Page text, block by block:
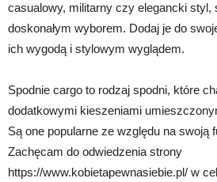
casualowy, militarny czy elegancki styl,
doskonałym wyborem. Dodaj je do
ich wygodą i stylowym wyglądem.
Spodnie cargo to rodzaj spodni, które
dodatkowymi kieszeniami
Są one popularne ze względu na swoją
Zachęcam do odwiedzenia strony
https://www.kobietapewnasiebie.pl/ w